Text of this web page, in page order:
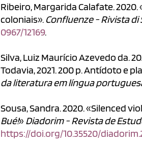
Ribeiro, Margarida Calafate.
coloniais». Confluenze - Rivista
0967/12169.
Silva, Luiz Maurício Azevedo da.
Todavia, 2021. 200 p. Antídoto e
da literatura em língua
Sousa, Sandra. 2020. «Silenced
Bué!» Diadorim - Revista de
https://doi.org/10.35520/